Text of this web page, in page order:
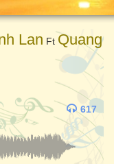
Lan Ft Quang
617